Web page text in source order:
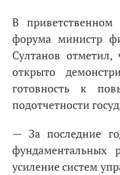
В
форума министр
Султанов отметил,
открыто
готовность к
подотчетности
— За последние
фундаментальных
усиление систем